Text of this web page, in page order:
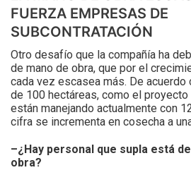
FUERZA EMPRESAS DE
SUBCONTRATACIÓN
Otro desafío que la compañía ha
de mano de obra, que por el
cada vez escasea más. De acuerdo
de 100 hectáreas, como el
están manejando actualmente con
cifra se incrementa en cosecha a
–¿Hay personal que supla está
obra?